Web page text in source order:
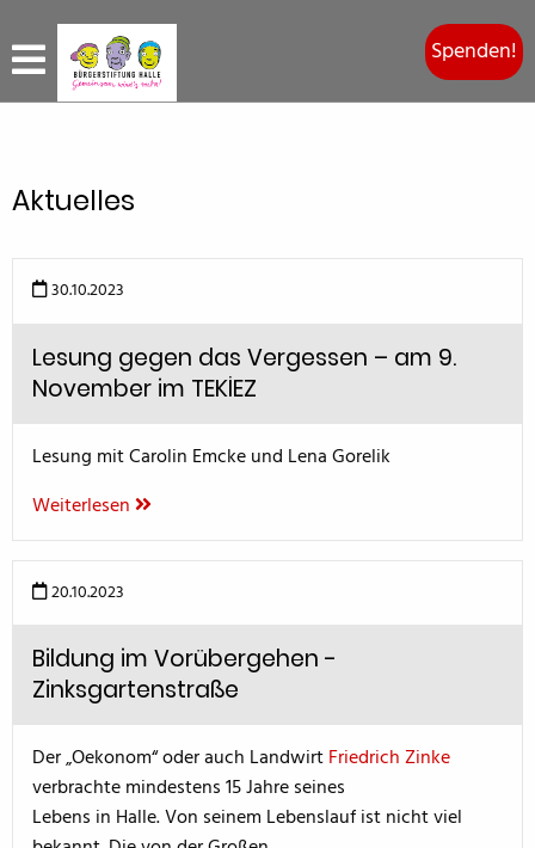
Spenden!
Aktuelles
30.10.2023
Lesung gegen das Vergessen – am 9.
November im TEKİEZ
Lesung mit Carolin Emcke und Lena Gorelik
Weiterlesen
20.10.2023
Bildung im Vorübergehen -
Zinksgartenstraße
Der „Oekonom“ oder auch LandwirtFriedrich Zinke
verbrachte mindestens 15 Jahre seines
Lebens in Halle. Von seinem Lebenslauf ist nicht viel